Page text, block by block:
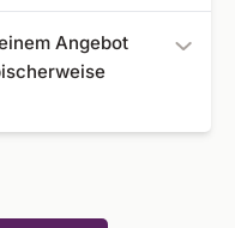
und Ihrem
Urlaub hängt immer
der Ausstattung ab.
Es gibt jedoch für
Angebot
Yoga, aber